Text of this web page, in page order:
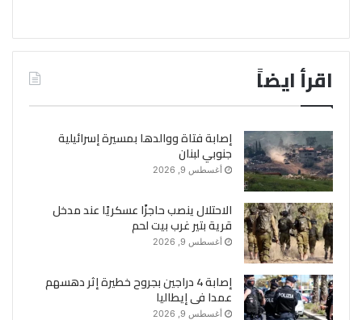
اقرأ ايضاً
إصابة فتاة ووالدها بمسيرة إسرائيلية
جنوبي لبنان
أغسطس 9, 2026
الاحتلال ينصب حاجزًا عسكريًا عند مدخل
قرية بتير غرب بيت لحم
أغسطس 9, 2026
إصابة 4 دراجين بجروح خطيرة إثر دهسهم
عمدا فى إيطاليا
أغسطس 9, 2026